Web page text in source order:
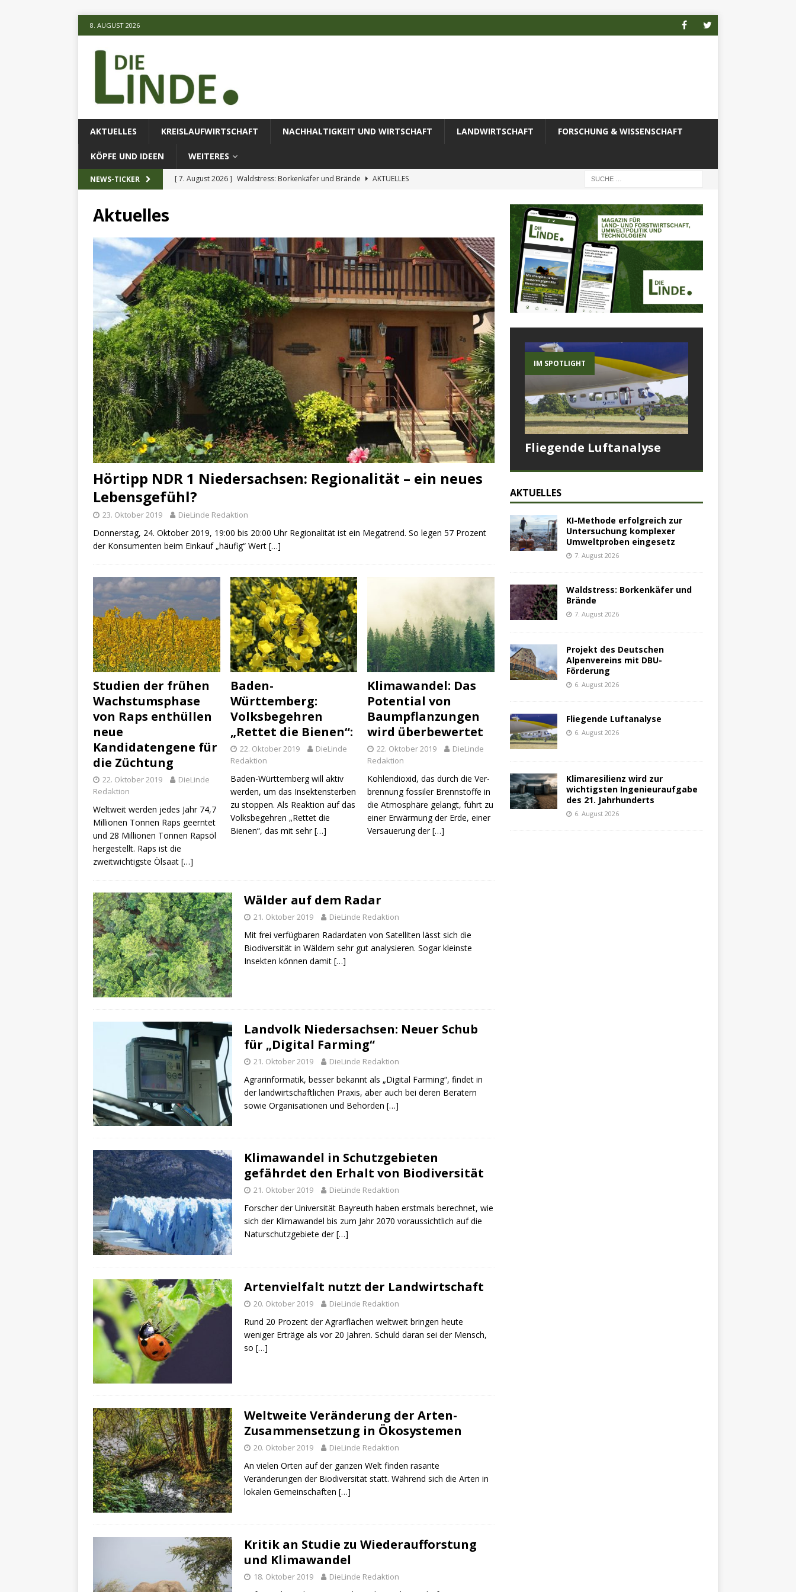
8. AUGUST 2026
AKTUELLES KREISLAUFWIRTSCHAFT NACHHALTIGKEIT UND WIRTSCHAFT LANDWIRTSCHAFT FORSCHUNG & WISSENSCHAFT
KÖPFE UND IDEEN WEITERES
NEWS-TICKER [ 7. August 2026 ] Waldstress: Borkenkäfer und Brände
AKTUELLES
eingesetz
AKTUELLES
Aktuelles
Hörtipp NDR 1 Niedersachsen: Regionalität – ein neues
Lebensgefühl?
23. Oktober 2019 DieLinde Redaktion
Donnerstag, 24. Oktober 2019, 19:00 bis 20:00 Uhr Regionalität ist ein Megatrend. So legen 57 Prozent
der Konsumenten beim Einkauf „häufig“ Wert […]
Studien der frühen
Wachstumsphase
von Raps enthüllen
neue
Kandidatengene für
die Züchtung
22. Oktober 2019
DieLinde
Redaktion
Weltweit werden jedes Jahr 74,7
Millionen Tonnen Raps geerntet
und 28 Millionen Tonnen Rapsöl
hergestellt. Raps ist die
zweitwichtigste Ölsaat […]
Baden-
Württemberg:
Volksbegehren
„Rettet die Bienen“:
22. Oktober 2019
DieLinde
Redaktion
Baden-Württemberg will aktiv
werden, um das Insektensterben
zu stoppen. Als Reaktion auf das
Volksbegehren „Rettet die
Bienen“, das mit sehr[…]
Klimawandel: Das
Potential von
Baumpflanzungen
wird überbewertet
22. Oktober 2019
DieLinde
Redaktion
Koh­len­di­oxid, das durch die Ver­
bren­nung fos­si­ler Brenn­stof­fe in
die At­mo­sphäre ge­langt, führt zu
ei­ner Erwärmung der Erde, ei­ner
Ver­saue­rung der[…]
Wälder auf dem Radar
21. Oktober 2019 DieLinde Redaktion
Mit frei verfügbaren Radardaten von Satelliten lässt sich die
Biodiversität in Wäldern sehr gut analysieren. Sogar kleinste
Insekten können damit […]
Landvolk Niedersachsen: Neuer Schub
für „Digital Farming“
21. Oktober 2019 DieLinde Redaktion
Agrarinformatik, besser bekannt als „Digital Farming“, findet in
der landwirtschaftlichen Praxis, aber auch bei deren Beratern
sowie Organisationen und Behörden […]
Klimawandel in Schutzgebieten
gefährdet den Erhalt von Biodiversität
21. Oktober 2019 DieLinde Redaktion
Forscher der Universität Bayreuth haben erstmals berechnet, wie
sich der Klimawandel bis zum Jahr 2070 voraussichtlich auf die
Naturschutzgebiete der[…]
Artenvielfalt nutzt der Landwirtschaft
20. Oktober 2019 DieLinde Redaktion
Rund 20 Prozent der Agrarflächen weltweit bringen heute
weniger Erträge als vor 20 Jahren. Schuld daran sei der Mensch,
so […]
Weltweite Veränderung der Arten-
Zusammensetzung in Ökosystemen
20. Oktober 2019 DieLinde Redaktion
An vielen Orten auf der ganzen Welt finden rasante
Veränderungen der Biodiversität statt. Während sich die Arten in
lokalen Gemeinschaften […]
Kritik an Studie zu Wiederaufforstung
und Klimawandel
18. Oktober 2019 DieLinde Redaktion
IM SPOTLIGHT
Fliegende Luftanalyse
AKTUELLES
KI-Methode erfolgreich zur
Untersuchung komplexer
Umweltproben eingesetz
7. August 2026
Waldstress: Borkenkäfer und
Brände
7. August 2026
Projekt des Deutschen
Alpenvereins mit DBU-
Förderung
6. August 2026
Fliegende Luftanalyse
6. August 2026
Klimaresilienz wird zur
wichtigsten Ingenieuraufgabe
des 21. Jahrhunderts
6. August 2026